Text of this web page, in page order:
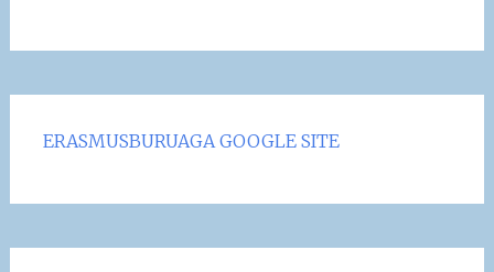
ERASMUSBURUAGA GOOGLE SITE